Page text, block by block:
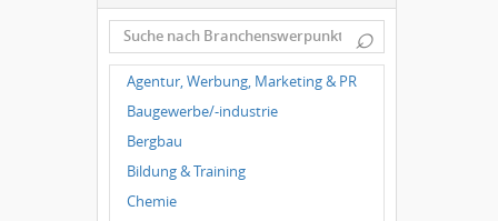
Frauenheilkunde, Geburtshilfe
Hals-Nasen-Ohrenheilkunde
Hautkrankheiten,
Geschlechtskrankheiten
Hygienemedizin, Umweltmedizin
Innere Medizin
Kieferchirurgie, Mundchirurgie,
Gesichtschirurgie
⌕
Agentur, Werbung, Marketing & PR
Baugewerbe/-industrie
Bergbau
Bildung & Training
Chemie